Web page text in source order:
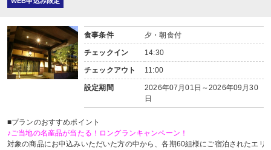
食事条件 夕・朝食付
チェックイン 14:30
チェックアウト 11:00
設定期間
2026年07月01日～2026年09月30
日
■プランのおすすめポイント
♪ご当地の名産品が当たる！ロングランキャンペーン！
対象の商品にお申込みいただいた方の中から、各期60組様にご宿泊されたエリ